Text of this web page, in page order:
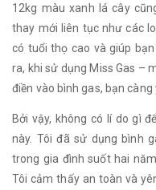
12kg màu xanh lá cây
thay mới liên tục như các
có tuổi thọ cao và giúp
ra, khi sử dụng Miss Gas –
điền vào bình gas, bạn càng
Bởi vậy, không có lí do gì
này. Tôi đã sử dụng bình
trong gia đình suốt hai
Tôi cảm thấy an toàn và